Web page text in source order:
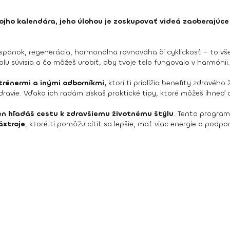
kalendára, jeho úlohou je zoskupovať videá
regenerácia, hormonálna rovnováha či cyklickosť – to
súvisia a čo môžeš urobiť, aby tvoje telo fungovalo v harmónii.
a inými odborníkmi, ktorí ti priblížia benefity
Vďaka ich radám získaš praktické tipy, ktoré môžeš
hľadáš cestu k zdravšiemu životnému štýlu. Tento
, ktoré ti pomôžu cítiť sa lepšie, mať viac energie a